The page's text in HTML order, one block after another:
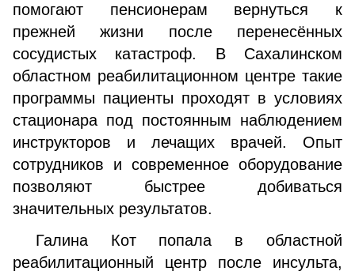
помогают пенсионерам вернуться к
прежней жизни после перенесённых
сосудистых катастроф. В Сахалинском
областном реабилитационном центре такие
программы пациенты проходят в условиях
стационара под постоянным наблюдением
инструкторов и лечащих врачей. Опыт
сотрудников и современное оборудование
позволяют быстрее добиваться
значительных результатов.
Галина Кот попала в областной
реабилитационный центр после инсульта,